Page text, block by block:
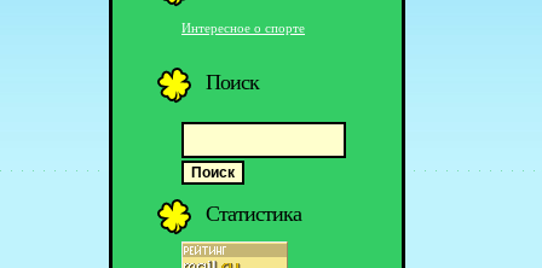
Интересное о спорте
Поиск
Статистика